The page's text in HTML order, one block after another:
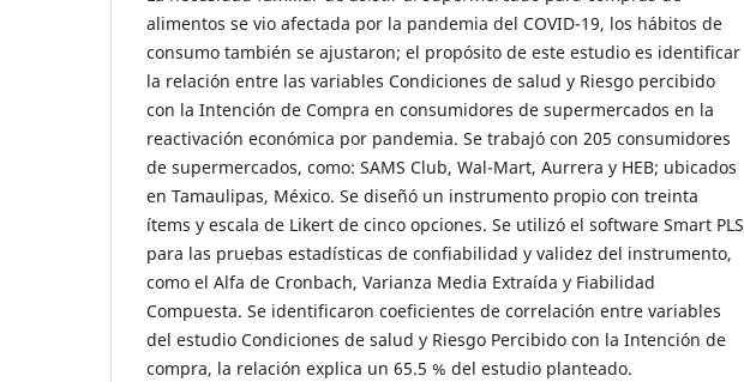
alimentos se vio afectada por la pandemia del COVID-19, los hábitos de
consumo también se ajustaron; el propósito de este estudio es identificar
la relación entre las variables Condiciones de salud y Riesgo percibido
con la Intención de Compra en consumidores de supermercados en la
reactivación económica por pandemia. Se trabajó con 205 consumidores
de supermercados, como: SAMS Club, Wal-Mart, Aurrera y HEB; ubicados
en Tamaulipas, México. Se diseñó un instrumento propio con treinta
ítems y escala de Likert de cinco opciones. Se utilizó el software Smart PLS
para las pruebas estadísticas de confiabilidad y validez del instrumento,
como el Alfa de Cronbach, Varianza Media Extraída y Fiabilidad
Compuesta. Se identificaron coeficientes de correlación entre variables
del estudio Condiciones de salud y Riesgo Percibido con la Intención de
compra, la relación explica un 65.5 % del estudio planteado.